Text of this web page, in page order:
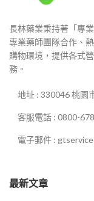
長林藥業秉持著「專
專業藥師團隊合作、
購物環境，提供各式
務。
地址 : 330046 桃園
客服電話 : 0800-
電子郵件 :
最新文章